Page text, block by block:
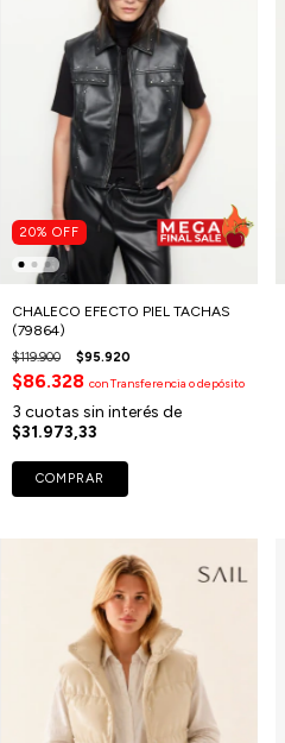
20% OFF
CHALECO EFECTO PIEL TACHAS
(79864)
$119.900 $95.920
$86.328 conTransferencia o depósito
3 cuotas sin interés de
$31.973,33
COMPRAR